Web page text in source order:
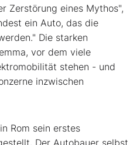
Zerstörung eines Mythos",
ein Auto, das die
Die starken
vor dem viele
stehen - und
inzwischen
Rom sein erstes
Der Autobauer selbst